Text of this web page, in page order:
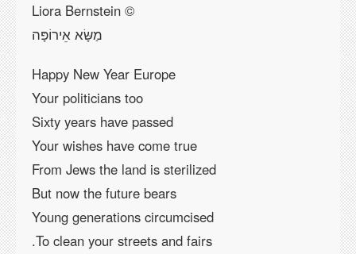
© Liora Bernstein
מַשָּׂא אֵירוֹפָּה
Happy New Year Europe
Your politicians too
Sixty years have passed
Your wishes have come true
From Jews the land is sterilized
But now the future bears
Young generations circumcised
To clean your streets and fairs.